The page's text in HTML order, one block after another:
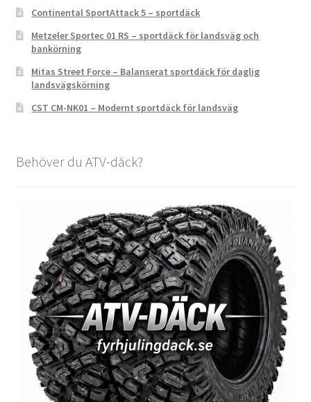
Continental SportAttack 5 – sportdäck
Metzeler Sportec 01 RS – sportdäck för landsväg och
bankörning
Mitas Street Force – Balanserat sportdäck för daglig
landsvägskörning
CST CM-NK01 – Modernt sportdäck för landsväg
Behöver du ATV-däck?